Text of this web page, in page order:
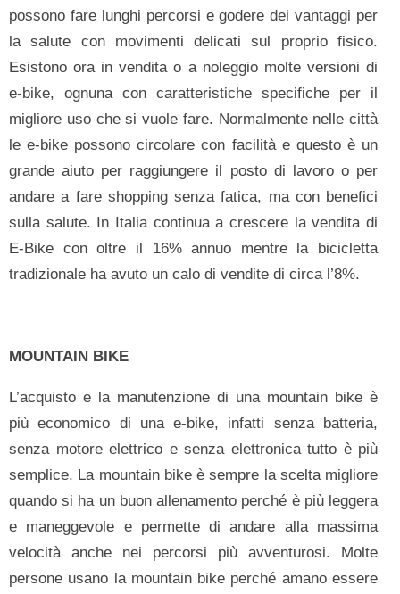
possono fare lunghi percorsi e godere dei vantaggi per
la salute con movimenti delicati sul proprio fisico.
Esistono ora in vendita o a noleggio molte versioni di
e-bike, ognuna con caratteristiche specifiche per il
migliore uso che si vuole fare. Normalmente nelle città
le e-bike possono circolare con facilità e questo è un
grande aiuto per raggiungere il posto di lavoro o per
andare a fare shopping senza fatica, ma con benefici
sulla salute. In Italia continua a crescere la vendita di
E-Bike con oltre il 16% annuo mentre la bicicletta
tradizionale ha avuto un calo di vendite di circa l’8%.
MOUNTAIN BIKE
L’acquisto e la manutenzione di una mountain bike è
più economico di una e-bike, infatti senza batteria,
senza motore elettrico e senza elettronica tutto è più
semplice. La mountain bike è sempre la scelta migliore
quando si ha un buon allenamento perché è più leggera
e maneggevole e permette di andare alla massima
velocità anche nei percorsi più avventurosi. Molte
persone usano la mountain bike perché amano essere